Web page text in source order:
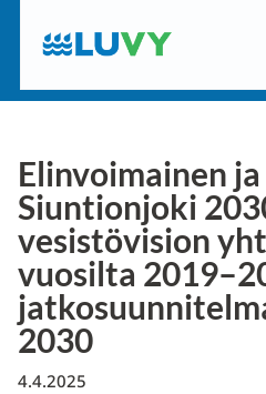
Elinvoimainen
Siuntionjoki
vesistövision
vuosilta
2030
4.4.2025